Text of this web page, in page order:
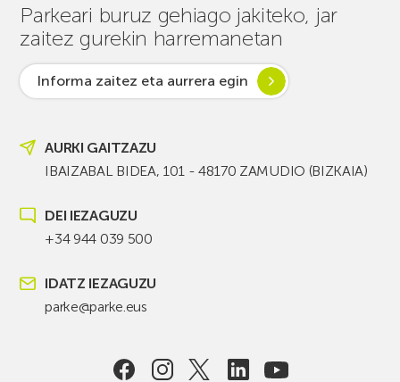
Parkeari buruz gehiago jakiteko, jar
zaitez gurekin harremanetan
Informa zaitez eta aurrera egin
AURKI GAITZAZU
IBAIZABAL BIDEA, 101 - 48170 ZAMUDIO (BIZKAIA)
DEI IEZAGUZU
+34 944 039 500
IDATZ IEZAGUZU
parke@parke.eus